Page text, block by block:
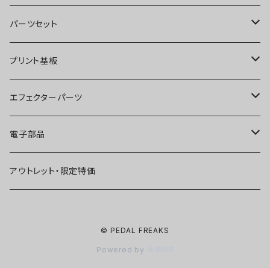
オーバードライブ
ディストーション
ファズ
プリアンプ
空間系
ブースター
オーバードライブ
ディストーション
ファズ
空間系
パーツセット
ブースター
オーバードライブ
ディストーション
ファズ
プリント基板
オーバードライブ
ディストーション
ファズ
エフェクターパーツ
スイッチ
ジャック
電子部品
IC
アウトレット・限定特価
© PEDAL FREAKS
Powered by